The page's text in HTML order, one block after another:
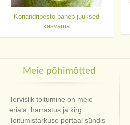
Koriandripesto paneb juuksed
kasvama
Meie põhimõtted
Tervislik toitumine on meie
eriala, harrastus ja kirg.
Toitumistarkuse portaal sündis